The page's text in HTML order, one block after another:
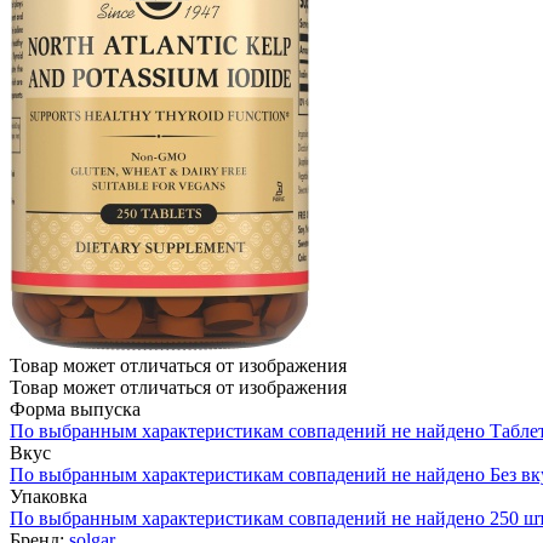
Товар может отличаться от изображения
Товар может отличаться от изображения
Форма выпуска
По выбранным характеристикам совпадений не найдено
Вкус
По выбранным характеристикам совпадений не найдено Без
Упаковка
По выбранным характеристикам совпадений не найдено 250